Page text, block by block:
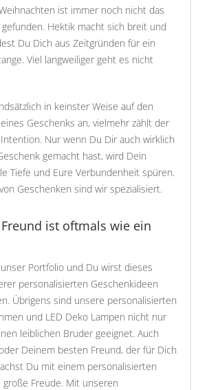
ist immer noch nicht das
Hektik macht sich breit und
Du Dich aus Zeitgründen für ein
Viel langweiliger geht es nicht
in keinster Weise auf den
Geschenks an, vielmehr zählt der
Nur wenn Du Dir auch wirklich
gemacht hast, wird Dein
Tiefe und Eure Verbundenheit spüren.
Geschenken sind wir spezialisiert.
ist oftmals wie ein
Portfolio und Du wirst dieses
personalisierten Geschenkideen
Übrigens sind unsere personalisierten
und LED Deko Lampen nicht nur
leiblichen Bruder geeignet. Auch
Deinem besten Freund, der für Dich
Du mit einem personalisierten
Freude. Mit unseren